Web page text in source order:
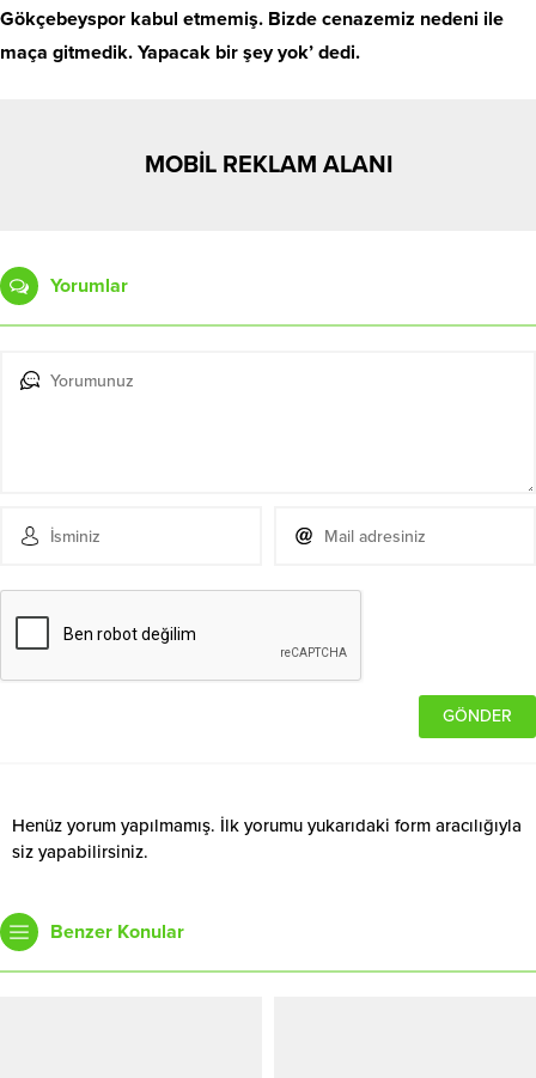
Gökçebeyspor kabul etmemiş. Bizde cenazemiz nedeni ile
maça gitmedik. Yapacak bir şey yok’ dedi.
MOBİL REKLAM ALANI
Yorumlar
Henüz yorum yapılmamış. İlk yorumu yukarıdaki form aracılığıyla
siz yapabilirsiniz.
Benzer Konular